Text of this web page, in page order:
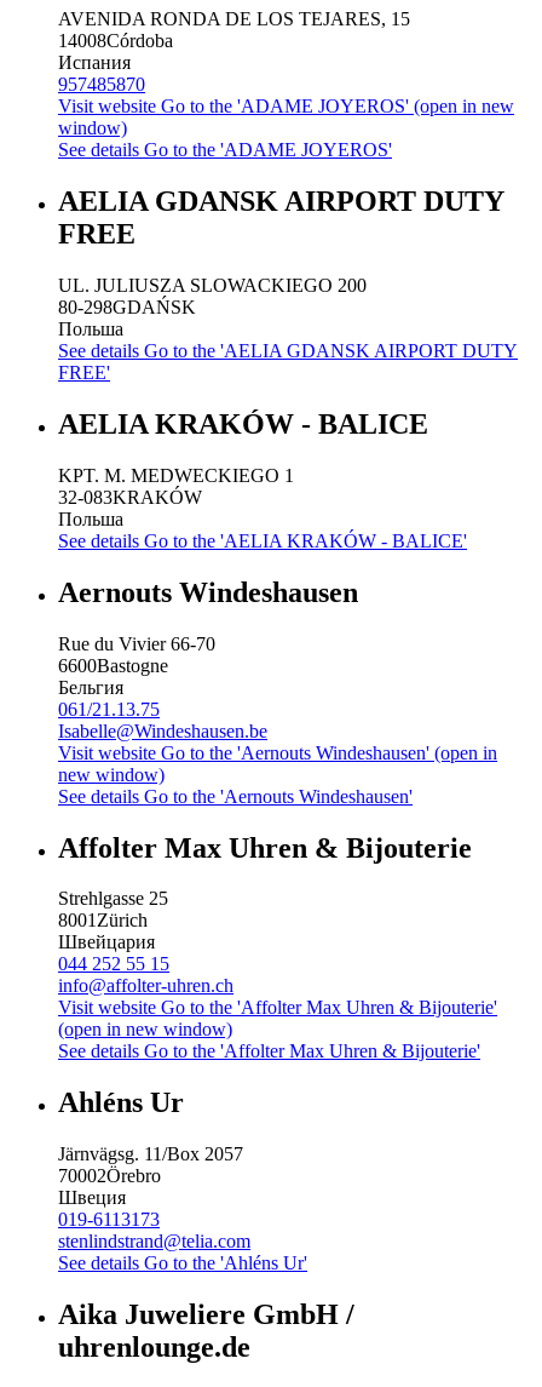
AVENIDA RONDA DE LOS TEJARES, 15
14008Córdoba
Испания
957485870
Visit website Go to the 'ADAME JOYEROS' (open in new
window)
See details Go to the 'ADAME JOYEROS'
AELIA GDANSK AIRPORT DUTY
FREE
UL. JULIUSZA SLOWACKIEGO 200
80-298GDAŃSK
Польша
See details Go to the 'AELIA GDANSK AIRPORT DUTY
FREE'
AELIA KRAKÓW - BALICE
KPT. M. MEDWECKIEGO 1
32-083KRAKÓW
Польша
See details Go to the 'AELIA KRAKÓW - BALICE'
Aernouts Windeshausen
Rue du Vivier 66-70
6600Bastogne
Бельгия
061/21.13.75
Isabelle@Windeshausen.be
Visit website Go to the 'Aernouts Windeshausen' (open in
new window)
See details Go to the 'Aernouts Windeshausen'
Affolter Max Uhren & Bijouterie
Strehlgasse 25
8001Zürich
Швейцария
044 252 55 15
info@affolter-uhren.ch
Visit website Go to the 'Affolter Max Uhren & Bijouterie'
(open in new window)
See details Go to the 'Affolter Max Uhren & Bijouterie'
Ahléns Ur
Järnvägsg. 11/Box 2057
70002Örebro
Швеция
019-6113173
stenlindstrand@telia.com
See details Go to the 'Ahléns Ur'
Aika Juweliere GmbH /
uhrenlounge.de